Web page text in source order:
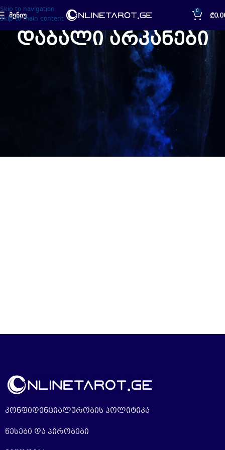
Skip to navigation
Skip to main content
ᲛᲔᲜᲘᲣ 0 ₾
დაბალი არკანები
კონფიდენციალურობის პოლიტიკა
წესები და პირობები